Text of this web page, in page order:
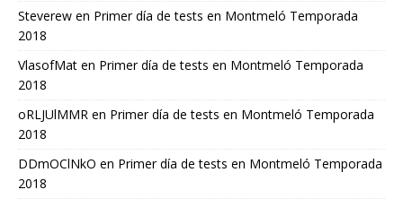
Steverew en Primer día de tests en Montmeló Temporada
2018
VlasofMat en Primer día de tests en Montmeló Temporada
2018
oRLJUlMMR en Primer día de tests en Montmeló Temporada
2018
DDmOClNkO en Primer día de tests en Montmeló Temporada
2018